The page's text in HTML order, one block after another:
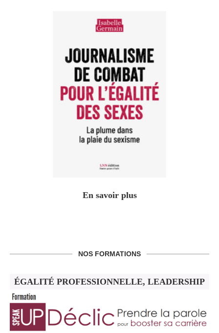
En savoir plus
NOS FORMATIONS
ÉGALITÉ PROFESSIONNELLE, LEADERSHIP